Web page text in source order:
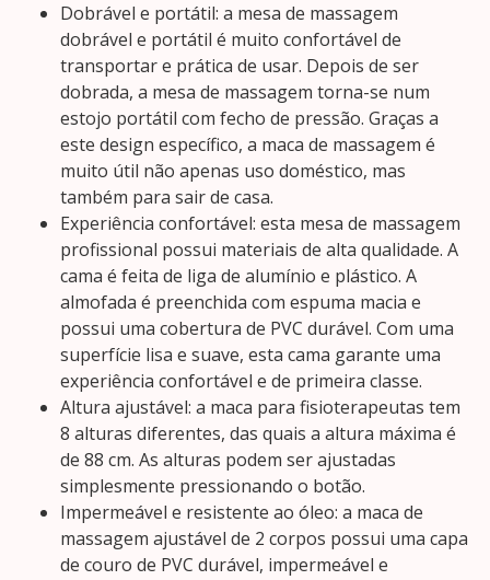
Dobrável e portátil: a mesa de massagem
dobrável e portátil é muito confortável de
transportar e prática de usar. Depois de ser
dobrada, a mesa de massagem torna-se num
estojo portátil com fecho de pressão. Graças a
este design específico, a maca de massagem é
muito útil não apenas uso doméstico, mas
também para sair de casa.
Experiência confortável: esta mesa de massagem
profissional possui materiais de alta qualidade. A
cama é feita de liga de alumínio e plástico. A
almofada é preenchida com espuma macia e
possui uma cobertura de PVC durável. Com uma
superfície lisa e suave, esta cama garante uma
experiência confortável e de primeira classe.
Altura ajustável: a maca para fisioterapeutas tem
8 alturas diferentes, das quais a altura máxima é
de 88 cm. As alturas podem ser ajustadas
simplesmente pressionando o botão.
Impermeável e resistente ao óleo: a maca de
massagem ajustável de 2 corpos possui uma capa
de couro de PVC durável, impermeável e